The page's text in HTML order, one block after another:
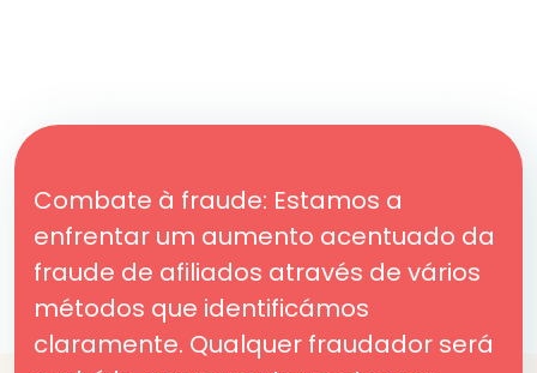
Combate à fraude: Estamos a
enfrentar um aumento acentuado da
fraude de afiliados através de vários
métodos que identificámos
claramente. Qualquer fraudador será